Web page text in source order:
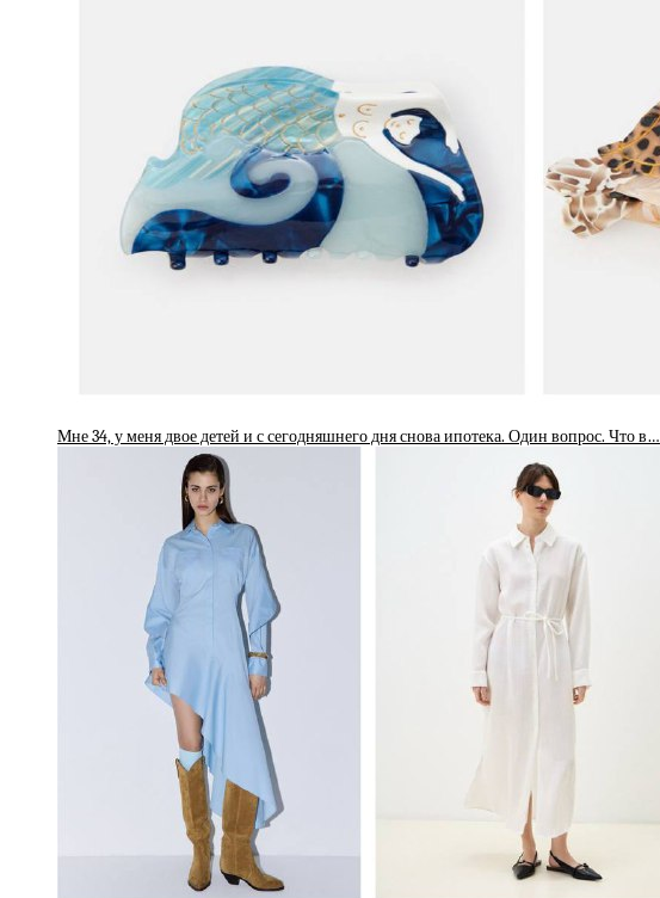
Мне 34, у меня двое детей и с сегодняшнего дня снова ипотека. Один вопрос. Что в…